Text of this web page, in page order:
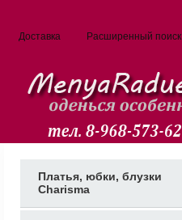
Доставка Расширенный поиск
Платья, юбки, блузки
Charisma